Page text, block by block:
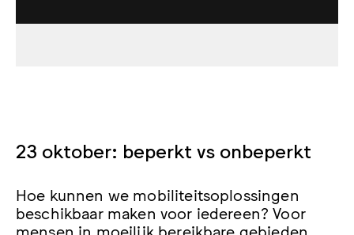
23 oktober: beperkt vs onbeperkt
Hoe kunnen we mobiliteitsoplossingen
beschikbaar maken voor iedereen? Voor
mensen in moeilijk bereikbare gebieden,